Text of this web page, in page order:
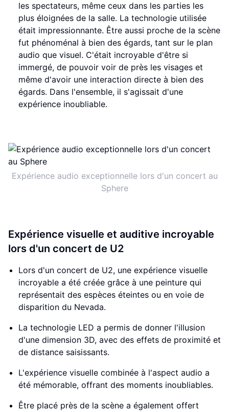
les spectateurs, même ceux dans les parties les
plus éloignées de la salle. La technologie utilisée
était impressionnante. Être aussi proche de la scène
fut phénoménal à bien des égards, tant sur le plan
audio que visuel. C'était incroyable d'être si
immergé, de pouvoir voir de près les visages et
même d'avoir une interaction directe à bien des
égards. Dans l'ensemble, il s'agissait d'une
expérience inoubliable.
Expérience audio exceptionnelle lors d'un concert au
Sphere
Expérience visuelle et auditive incroyable
lors d'un concert de U2
Lors d'un concert de U2, une expérience visuelle
incroyable a été créée grâce à une peinture qui
représentait des espèces éteintes ou en voie de
disparition du Nevada.
La technologie LED a permis de donner l'illusion
d'une dimension 3D, avec des effets de proximité et
de distance saisissants.
L'expérience visuelle combinée à l'aspect audio a
été mémorable, offrant des moments inoubliables.
Être placé près de la scène a également offert